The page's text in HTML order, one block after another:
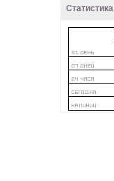
Статистика